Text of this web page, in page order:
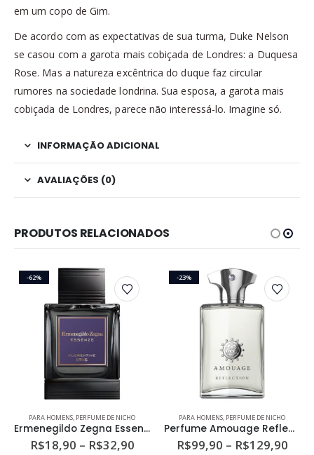
em um copo de Gim.
De acordo com as expectativas de sua turma, Duke Nelson
se casou com a garota mais cobiçada de Londres: a Duquesa
Rose. Mas a natureza excêntrica do duque faz circular
rumores na sociedade londrina. Sua esposa, a garota mais
cobiçada de Londres, parece não interessá-lo. Imagine só.
INFORMAÇÃO ADICIONAL
AVALIAÇÕES (0)
PRODUTOS RELACIONADOS
-62%
Este produto tem várias variantes. As opções podem ser escolhidas na página do produto
PARA HOMENS, PERFUME DE NICHO
Ermenegildo Zegna Essenze Florentine Iris Masculino Eau de Parfum
R$18,90 – R$32,90Faixa
-23%
Este produto tem várias variantes. As opções podem ser escolhidas na página do produto
PARA HOMENS, PERFUME DE NICHO
Perfume Amouage Reflection Man Eau de Parfum
R$99,90 – R$129,90